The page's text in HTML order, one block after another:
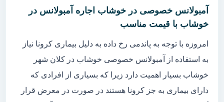
آمبولانس خصوصی در خوشاب اجاره آمبولانس در
خوشاب با قیمت مناسب
امروزه با توجه به پاندمی رخ داده به دلیل بیماری کرونا نیاز
به استفاده از آمبولانس خصوصی خوشاب در کلان شهر
خوشاب بسیار اهمیت دارد زیرا که بسیاری از افرادی که
دارای بیماری به جز کرونا هستند در صورت در معرض قرار